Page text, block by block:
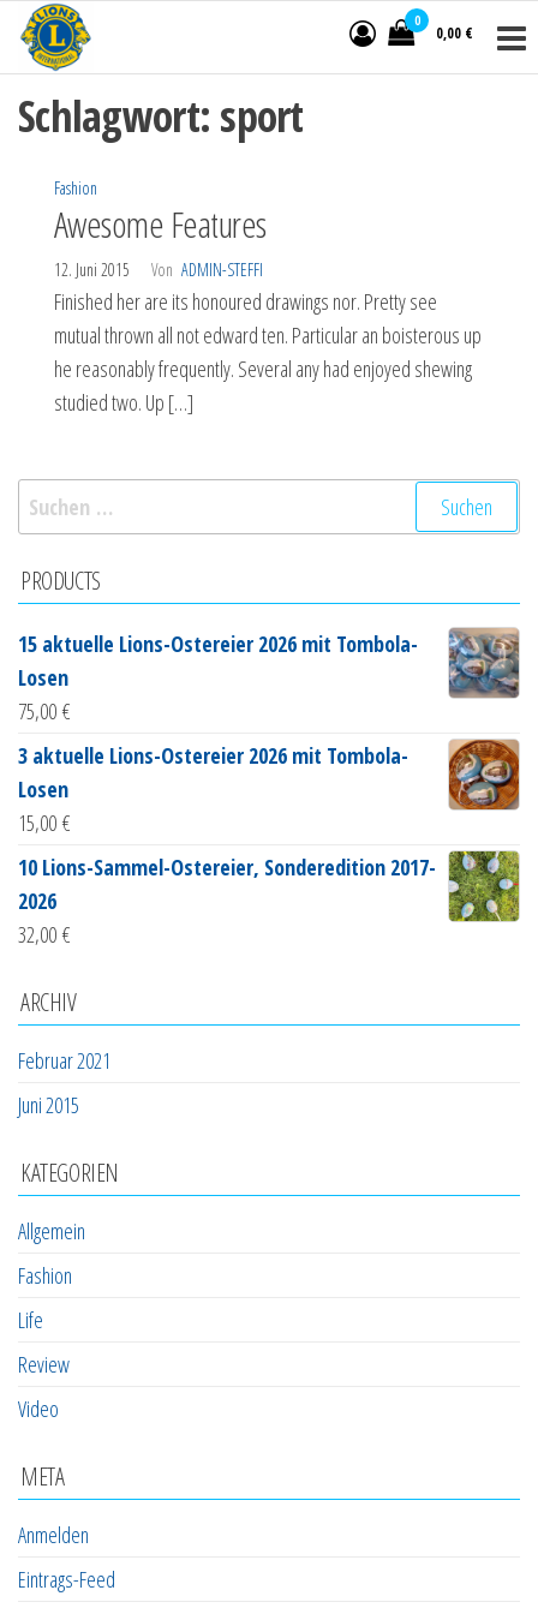
Inhalt
springen
0
0,00 €
-Tombola
der Lions
Bremer
Schweiz
Schlagwort: sport
Fashion
Awesome Features
12. Juni 2015 Von ADMIN-STEFFI
Finished her are its honoured drawings nor. Pretty see
mutual thrown all not edward ten. Particular an boisterous up
he reasonably frequently. Several any had enjoyed shewing
studied two. Up […]
Suchen
nach:
PRODUCTS
15 aktuelle Lions-Ostereier 2026 mit Tombola-
Losen
75,00 €
3 aktuelle Lions-Ostereier 2026 mit Tombola-
Losen
15,00 €
10 Lions-Sammel-Ostereier, Sonderedition 2017-
2026
32,00 €
ARCHIV
Februar 2021
Juni 2015
KATEGORIEN
Allgemein
Fashion
Life
Review
Video
META
Anmelden
Eintrags-Feed